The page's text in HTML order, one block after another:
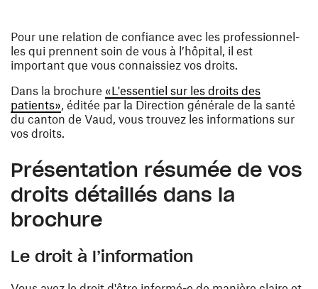
Pour une relation de confiance avec les professionnel-
les qui prennent soin de vous à l’hôpital, il est
important que vous connaissiez vos droits.
Dans la brochure «L'essentiel sur les droits des
patients» (opens in a new window)
, éditée par la Direction générale de la santé
du canton de Vaud, vous trouvez les informations sur
vos droits.
Présentation résumée de vos
droits détaillés dans la
brochure
Le droit à l’information